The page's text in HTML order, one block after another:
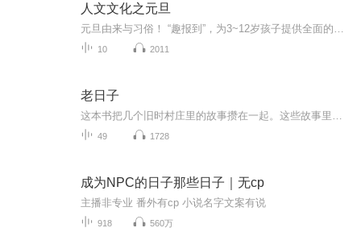
人文文化之元旦
10 2011
老日子
49 1728
成为NPC的日子那些日子｜无cp
主播非专业 番外有cp 小说名字文案有说
918 560万